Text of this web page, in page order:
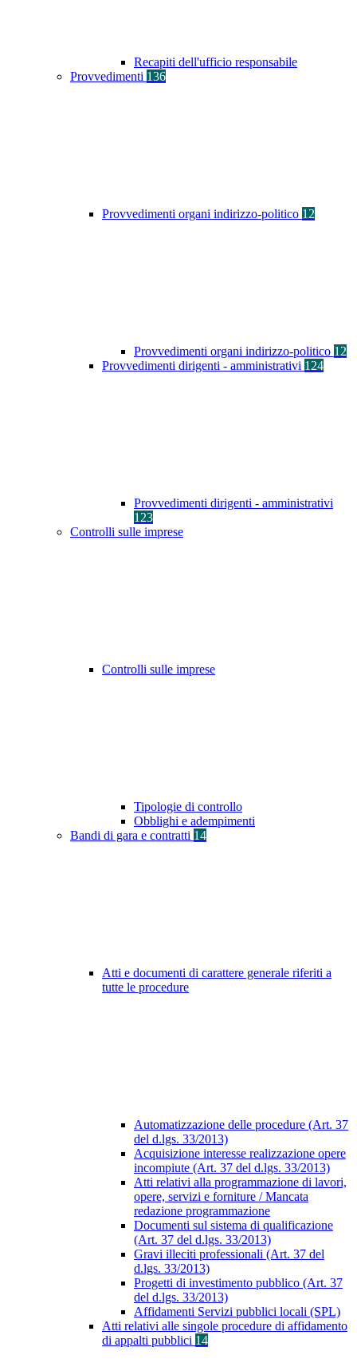
Recapiti dell'ufficio responsabile
Provvedimenti 136
Provvedimenti organi indirizzo-politico 12
Provvedimenti organi indirizzo-politico 12
Provvedimenti dirigenti - amministrativi 124
Provvedimenti dirigenti - amministrativi
123
Controlli sulle imprese
Controlli sulle imprese
Tipologie di controllo
Obblighi e adempimenti
Bandi di gara e contratti 14
Atti e documenti di carattere generale riferiti a
tutte le procedure
Automatizzazione delle procedure (Art. 37
del d.lgs. 33/2013)
Acquisizione interesse realizzazione opere
incompiute (Art. 37 del d.lgs. 33/2013)
Atti relativi alla programmazione di lavori,
opere, servizi e forniture / Mancata
redazione programmazione
Documenti sul sistema di qualificazione
(Art. 37 del d.lgs. 33/2013)
Gravi illeciti professionali (Art. 37 del
d.lgs. 33/2013)
Progetti di investimento pubblico (Art. 37
del d.lgs. 33/2013)
Affidamenti Servizi pubblici locali (SPL)
Atti relativi alle singole procedure di affidamento
di appalti pubblici 14